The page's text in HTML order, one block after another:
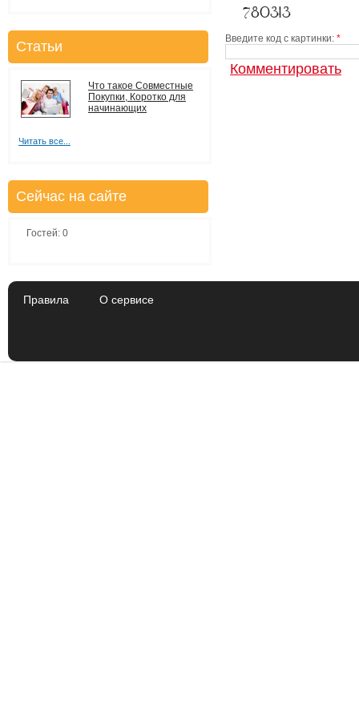
Введите код с картинки: *
Статьи
Что такое Совместные
Покупки, Коротко для
начинающих
Читать все...
Сейчас на сайте
Гостей: 0
Правила О сервисе